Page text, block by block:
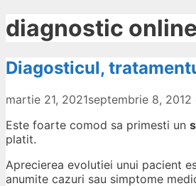
diagnostic
Diagosticul,
martie 21, 2021septembrie 8, 2012
Este foarte comod sa primesti un
platit.
Aprecierea evolutiei unui pacient
anumite cazuri sau simptome